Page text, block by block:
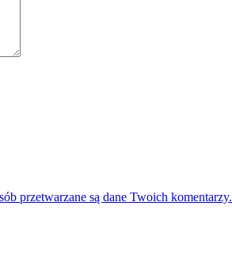
przetwarzane są dane Twoich komentarzy.